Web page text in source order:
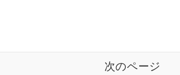
次のページ